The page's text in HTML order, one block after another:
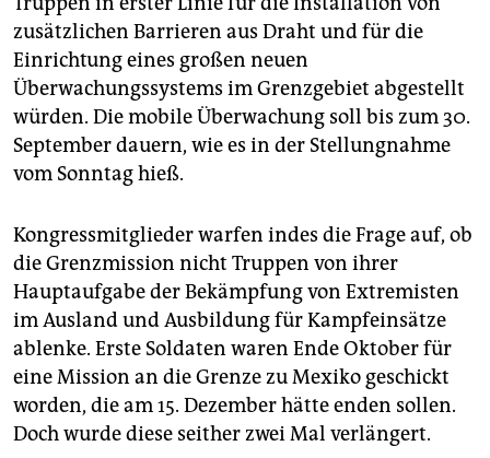
zusätzlichen Barrieren aus Draht und für die
Einrichtung eines großen neuen
Überwachungssystems im Grenzgebiet abgestellt
würden. Die mobile Überwachung soll bis zum 30.
September dauern, wie es in der Stellungnahme
vom Sonntag hieß.
Kongressmitglieder warfen indes die Frage auf, ob
die Grenzmission nicht Truppen von ihrer
Hauptaufgabe der Bekämpfung von Extremisten
im Ausland und Ausbildung für Kampfeinsätze
ablenke. Erste Soldaten waren Ende Oktober für
eine Mission an die Grenze zu Mexiko geschickt
worden, die am 15. Dezember hätte enden sollen.
Doch wurde diese seither zwei Mal verlängert.